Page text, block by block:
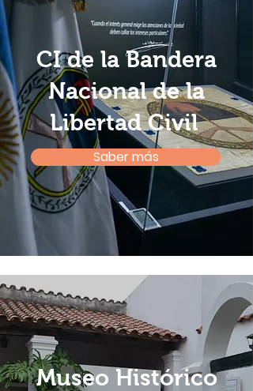
CI de la Bandera
Nacional de la
Libertad Civil
Saber más
Museo Histórico